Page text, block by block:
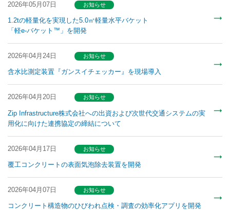
2026年05月07日 お知らせ
1.2tの軽量化を実現した5.0㎥軽量水平バケット
「軽e-バケット™」を開発
2026年04月24日 お知らせ
含水比測定装置『ガンスイチェッカー』を現場導入
2026年04月20日 お知らせ
Zip Infrastructure株式会社への出資および次世代交通システムの実
用化に向けた連携協定の締結について
2026年04月17日 お知らせ
覆工コンクリートの表面気泡除去装置を開発
2026年04月07日 お知らせ
コンクリート構造物のひびわれ点検・調査の効率化アプリを開発